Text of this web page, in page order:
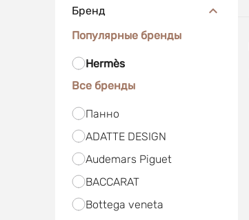
Бренд
Популярные бренды
Hermès
Все бренды
Панно
ADATTE DESIGN
Audemars Piguet
BACCARAT
Bottega veneta